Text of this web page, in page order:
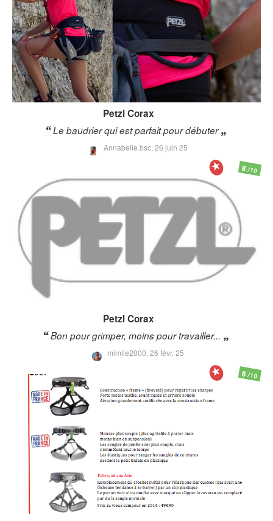
PetzlCorax
Le baudrier qui est parfait pour débuter
Annabelle.bsc, 26 juin 25
PetzlCorax
Bon pour grimper, moins pour travailler...
mimile2000, 26 févr. 25
8/10
8/10